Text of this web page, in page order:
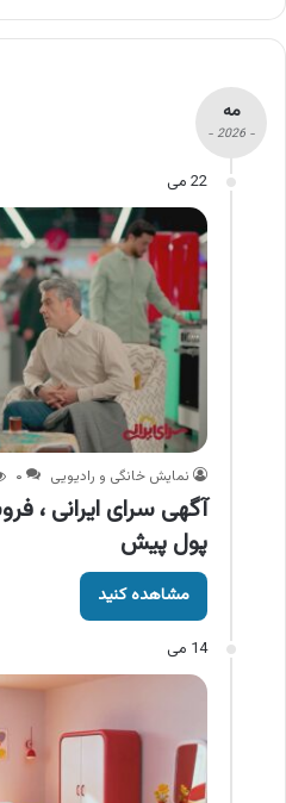
مه
- 2026 -
22 می
نمایش خانگی و رادیویی ۰
آگهی سرای ایرانی ،
پول پیش
مشاهده کنید
14 می